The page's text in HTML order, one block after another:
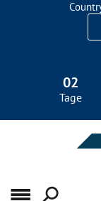
02
Tage
Menü